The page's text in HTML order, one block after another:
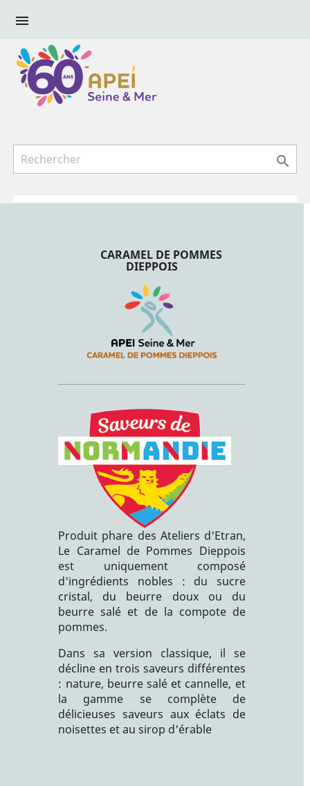


CARAMEL DE POMMES
DIEPPOIS
Produit phare des Ateliers d'Etran,
Le Caramel de Pommes Dieppois
est uniquement composé
d'ingrédients nobles : du sucre
cristal, du beurre doux ou du
beurre salé et de la compote de
pommes.
Dans sa version classique, il se
décline en trois saveurs différentes
: nature, beurre salé et cannelle, et
la gamme se complète de
délicieuses saveurs aux éclats de
noisettes et au sirop d'érable